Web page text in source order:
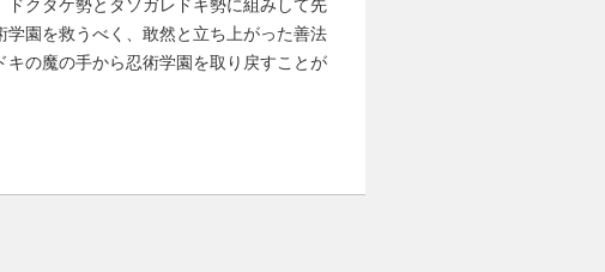
クタケ勢とタソガレドキ勢に組みして先
園を救うべく、敢然と立ち上がった善法
の魔の手から忍術学園を取り戻すことが